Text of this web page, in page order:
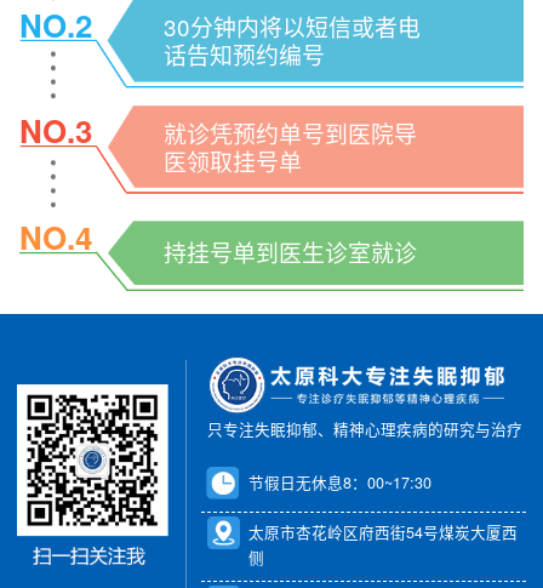
NO.2
30分钟内将以短信或者电
话告知预约编号
NO.3
就诊凭预约单号到医院导
医领取挂号单
NO.4 持挂号单到医生诊室就诊
只专注失眠抑郁、精神心理疾病的研究与治疗
节假日无休息8：00~17:30
太原市杏花岭区府西街54号煤炭大厦西
侧